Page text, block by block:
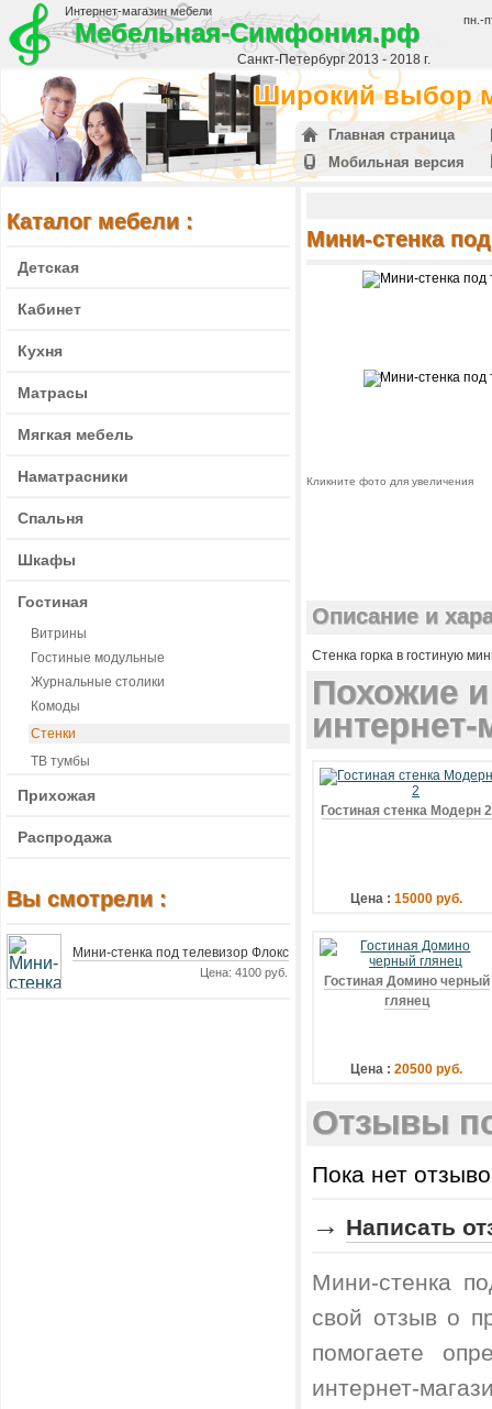
Интернет-магазин мебели
Мебельная-Симфония.рф
Санкт-Петербург 2013 - 2018 г.
пн.-
Широкий выбор
Главная страница
Мобильная версия
Каталог мебели :
Детская
Кабинет
Кухня
Матрасы
Мягкая мебель
Наматрасники
Спальня
Шкафы
Гостиная
Витрины
Гостиные модульные
Журнальные столики
Комоды
Стенки
ТВ тумбы
Прихожая
Распродажа
Вы смотрели :
Мини-стенка под телевизор Флокс
Цена: 4100 руб.
Мини-стенка
Кликните фото для увеличения
Описание и
Стенка горка в гостиную
Похожие
интернет-
Гостиная стенка Модерн 2
Цена : 15000 руб.
Гостиная Домино черный
глянец
Цена : 20500 руб.
Отзывы
Пока нет
→ Написать
Мини-стенка
свой отзыв о
помогаете
интернет-